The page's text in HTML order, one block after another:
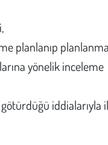
planlanıp
yönelik inceleme
iddialarıyla